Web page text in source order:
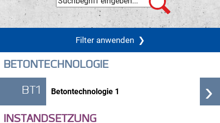
Filter anwenden❯
BETONTECHNOLOGIE
BT1 Betontechnologie 1 ›
INSTANDSETZUNG